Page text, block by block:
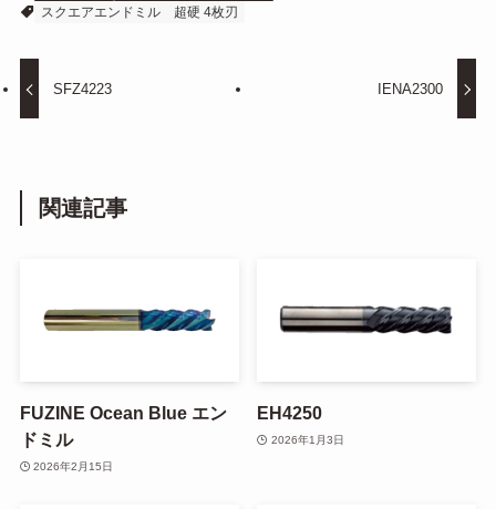
スクエアエンドミル
超硬 4枚刃
SFZ4223 IENA2300
関連記事
FUZINE Ocean Blue エン
ドミル
2026年2月15日
EH4250
2026年1月3日